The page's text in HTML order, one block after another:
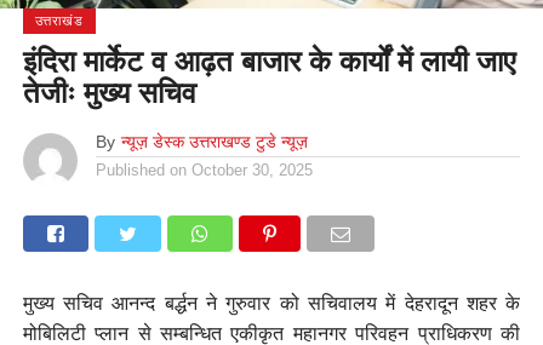
उत्तराखंड
इंदिरा मार्केट व आढ़त बाजार के कार्यों में लायी जाए
तेजीः मुख्य सचिव
By न्यूज़ डेस्क उत्तराखण्ड टुडे न्यूज़
Published on October 30, 2025
मुख्य सचिव आनन्द बर्द्धन ने गुरुवार को सचिवालय में देहरादून शहर के
मोबिलिटी प्लान से सम्बन्धित एकीकृत महानगर परिवहन प्राधिकरण की